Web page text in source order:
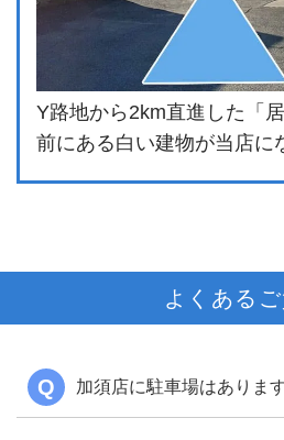
Y路地から2km直進した「
前にある白い建物が当店に
よくある
Q 加須店に駐車場はありま